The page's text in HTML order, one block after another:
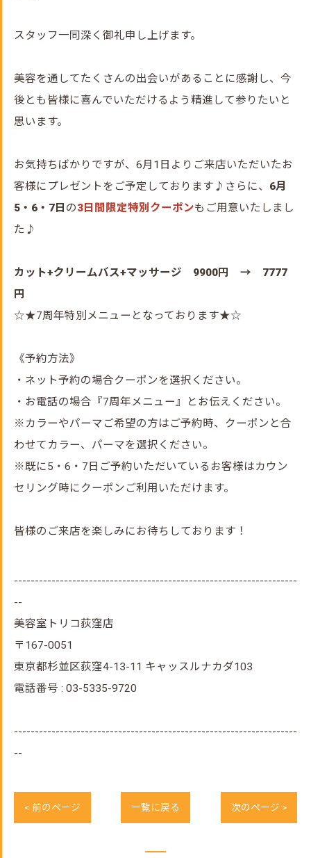
スタッフ一同深く御礼申し上げます。
美容を通してたくさんの出会いがあることに感謝し、今
後とも皆様に喜んでいただけるよう精進して参りたいと
思います。
お気持ちばかりですが、6月1日よりご来店いただいたお
客様にプレゼントをご予定しております♪さらに、 6月
5・6・7日 の3日間限定特別クーポンもご用意いたしまし
た♪
カット+クリームバス+マッサージ 9900円 → 7777
円
☆★7周年特別メニューとなっております★☆
《予約方法》
・ネット予約の場合クーポンを選択ください。
・お電話の場合『7周年メニュー』とお伝えください。
※カラーやパーマご希望の方はご予約時、クーポンと合
わせてカラー、パーマを選択ください。
※既に5・6・7日ご予約いただいているお客様はカウン
セリング時にクーポンご利用いただけます。
皆様のご来店を楽しみにお待ちしております！
--------------------------------------------------------------------
--
美容室トリコ荻窪店
〒167-0051
東京都杉並区荻窪4-13-11 キャッスルナカダ103
電話番号 : 03-5335-9720
--------------------------------------------------------------------
--
< 前のページ 一覧に戻る 次のページ >